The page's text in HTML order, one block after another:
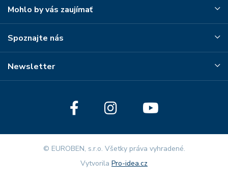
Mohlo by vás zaujímať
Spoznajte nás
Newsletter
© EUROBEN, s.r.o. Všetky práva vyhradené.
Vytvorila Pro-idea.cz